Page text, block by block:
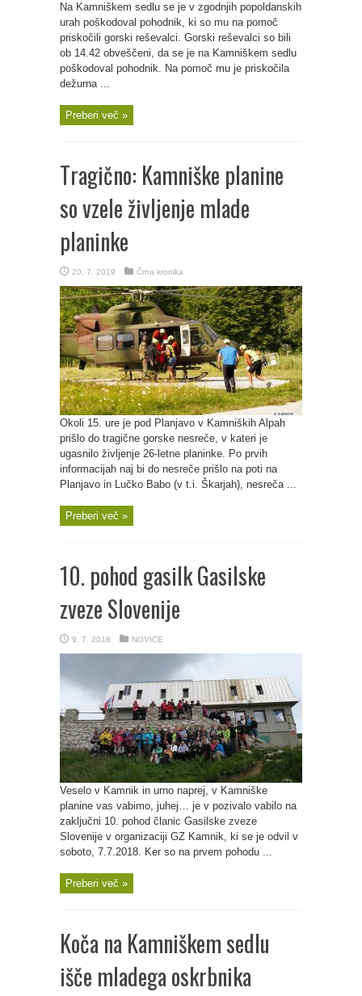
Na Kamniškem sedlu se je v zgodnjih popoldanskih
urah poškodoval pohodnik, ki so mu na pomoč
priskočili gorski reševalci. Gorski reševalci so bili
ob 14.42 obveščeni, da se je na Kamniškem sedlu
poškodoval pohodnik. Na pomoč mu je priskočila
dežurna ...
Preberi več »
Tragično: Kamniške planine
so vzele življenje mlade
planinke
20. 7. 2019 Črna kronika
Okoli 15. ure je pod Planjavo v Kamniških Alpah
prišlo do tragične gorske nesreče, v kateri je
ugasnilo življenje 26-letne planinke. Po prvih
informacijah naj bi do nesreče prišlo na poti na
Planjavo in Lučko Babo (v t.i. Škarjah), nesreča ...
Preberi več »
10. pohod gasilk Gasilske
zveze Slovenije
9. 7. 2018 NOVICE
Veselo v Kamnik in urno naprej, v Kamniške
planine vas vabimo, juhej… je v pozivalo vabilo na
zaključni 10. pohod članic Gasilske zveze
Slovenije v organizaciji GZ Kamnik, ki se je odvil v
soboto, 7.7.2018. Ker so na prvem pohodu ...
Preberi več »
Koča na Kamniškem sedlu
išče mladega oskrbnika